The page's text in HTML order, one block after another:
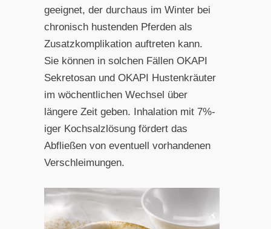
geeignet, der durchaus im Winter bei
chronisch hustenden Pferden als
Zusatzkomplikation auftreten kann.
Sie können in solchen Fällen OKAPI
Sekretosan und OKAPI Hustenkräuter
im wöchentlichen Wechsel über
längere Zeit geben. Inhalation mit 7%-
iger Kochsalzlösung fördert das
Abfließen von eventuell vorhandenen
Verschleimungen.